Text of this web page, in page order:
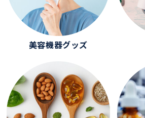
美容機器グッズ